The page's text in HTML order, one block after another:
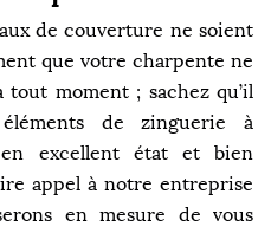
de couverture ne soient
que votre charpente ne
moment ; sachez qu’il
de zinguerie à
en excellent état et bien
appel à notre entreprise
en mesure de vous